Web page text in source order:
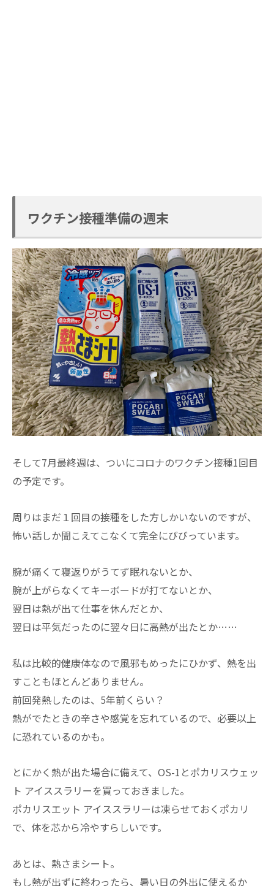
ワクチン接種準備の週末
そして7月最終週は、ついにコロナのワクチン接種1回目
の予定です。
周りはまだ１回目の接種をした方しかいないのですが、
怖い話しか聞こえてこなくて完全にびびっています。
腕が痛くて寝返りがうてず眠れないとか、
腕が上がらなくてキーボードが打てないとか、
翌日は熱が出て仕事を休んだとか、
翌日は平気だったのに翌々日に高熱が出たとか……
私は比較的健康体なので風邪もめったにひかず、熱を出
すこともほとんどありません。
前回発熱したのは、5年前くらい？
熱がでたときの辛さや感覚を忘れているので、必要以上
に恐れているのかも。
とにかく熱が出た場合に備えて、OS-1とポカリスウェッ
ト アイススラリーを買っておきました。
ポカリスエット アイススラリーは凍らせておくポカリ
で、体を芯から冷やすらしいです。
あとは、熱さまシート。
もし熱が出ずに終わったら、暑い日の外出に使えるか